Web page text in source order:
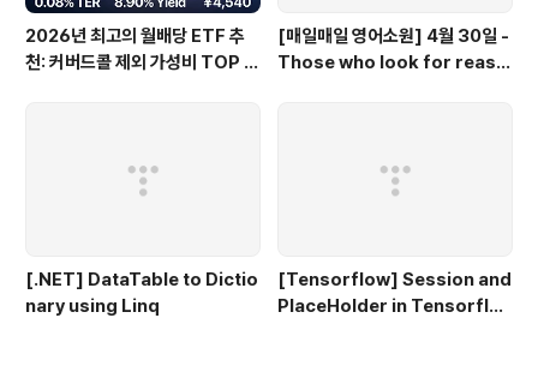
2026년 최고의 월배당 ETF 추
천: 커버드콜 제외 가성비 TOP 3
[매일매일 영어소원] 4월 30일 -
Those who look for reaso
[.NET] DataTable to Dictio
nary using Linq
[Tensorflow] Session and
PlaceHolder in Tensorflo